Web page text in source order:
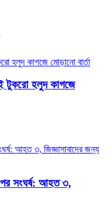
টুকরো হলুদ কাগজে
সংঘর্ষ: আহত ৩,